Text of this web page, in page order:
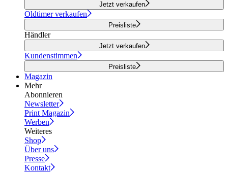
Jetzt verkaufen
Oldtimer verkaufen
Preisliste
Händler
Jetzt verkaufen
Kundenstimmen
Preisliste
Magazin
Mehr
Abonnieren
Newsletter
Print Magazin
Werben
Weiteres
Shop
Über uns
Presse
Kontakt